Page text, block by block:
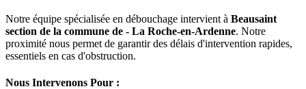
Notre équipe spécialisée en débouchage intervient à Beausaint
section de la commune de - La Roche-en-Ardenne. Notre
proximité nous permet de garantir des délais d'intervention rapides,
essentiels en cas d'obstruction.
Nous Intervenons Pour :